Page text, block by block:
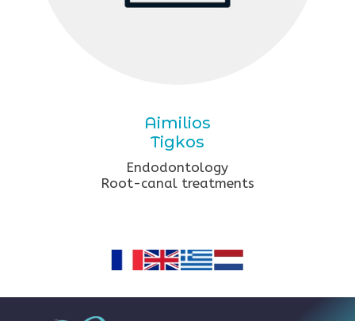
Aimilios
Tigkos
Endodontology
Root-canal treatments